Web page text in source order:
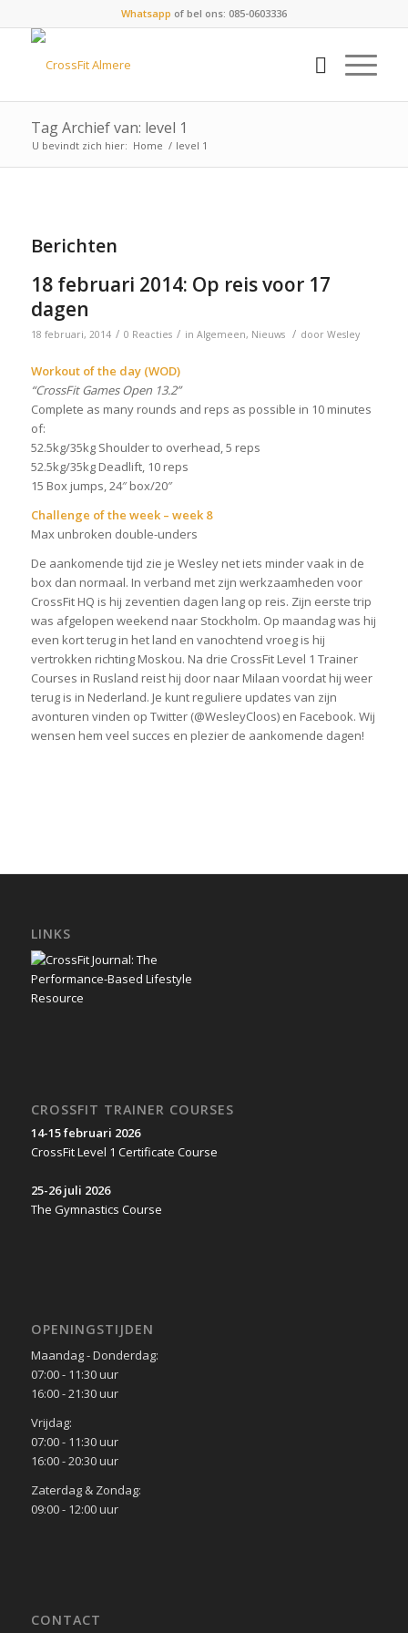
Whatsapp of bel ons: 085-0603336
Tag Archief van: level 1
U bevindt zich hier: Home / level 1
Berichten
18 februari 2014: Op reis voor 17
dagen
18 februari, 2014 / 0 Reacties / in Algemeen, Nieuws / door Wesley
Workout of the day (WOD)
“CrossFit Games Open 13.2”
Complete as many rounds and reps as possible in 10 minutes
of:
52.5kg/35kg Shoulder to overhead, 5 reps
52.5kg/35kg Deadlift, 10 reps
15 Box jumps, 24″ box/20″
Challenge of the week – week 8
Max unbroken double-unders
De aankomende tijd zie je Wesley net iets minder vaak in de
box dan normaal. In verband met zijn werkzaamheden voor
CrossFit HQ is hij zeventien dagen lang op reis. Zijn eerste trip
was afgelopen weekend naar Stockholm. Op maandag was hij
even kort terug in het land en vanochtend vroeg is hij
vertrokken richting Moskou. Na drie CrossFit Level 1 Trainer
Courses in Rusland reist hij door naar Milaan voordat hij weer
terug is in Nederland. Je kunt reguliere updates van zijn
avonturen vinden op Twitter (@WesleyCloos) en Facebook. Wij
wensen hem veel succes en plezier de aankomende dagen!
LINKS
CROSSFIT TRAINER COURSES
14-15 februari 2026
CrossFit Level 1 Certificate Course
25-26 juli 2026
The Gymnastics Course
OPENINGSTIJDEN
Maandag - Donderdag:
07:00 - 11:30 uur
16:00 - 21:30 uur
Vrijdag:
07:00 - 11:30 uur
16:00 - 20:30 uur
Zaterdag & Zondag:
09:00 - 12:00 uur
CONTACT